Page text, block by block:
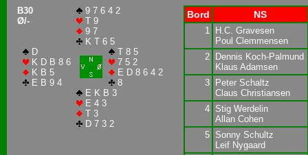
B30
Ø/-
9 7 6 4 2
T 9
9 7
K T 6 5
D
K D B 8 6
K B 5
E B 9 4
T 8 5
7 5 2
E D 8 6 4 2
8
E K B 3
E 4 3
T 3
D 7 3 2
Bord NS
1
H.C. Gravesen
Poul Clemmensen
2
Dennis Koch-Palmund
Klaus Adamsen
3
Peter Schaltz
Claus Christiansen
4 Stig Werdelin
Allan Cohen
5 Sonny Schultz
Leif Nygaard